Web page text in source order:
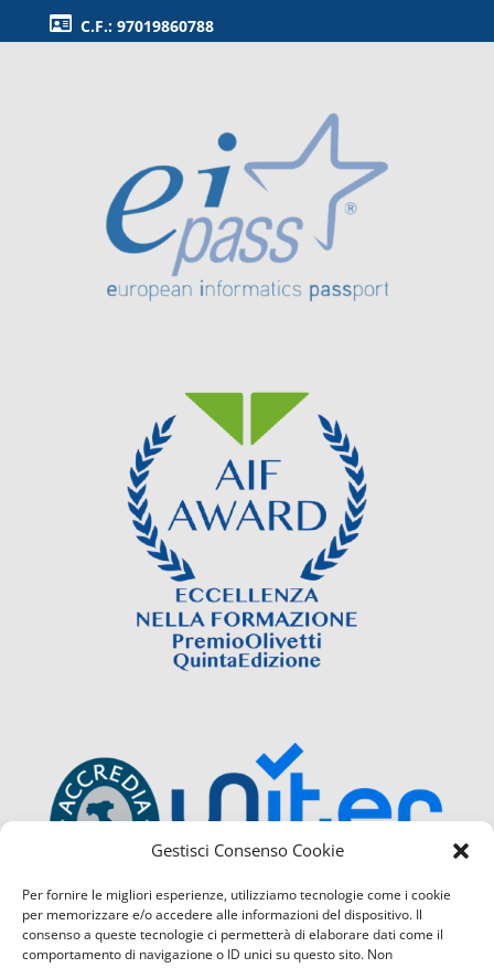
Gestisci Consenso Cookie
Per fornire le migliori esperienze, utilizziamo tecnologie come i cookie
per memorizzare e/o accedere alle informazioni del dispositivo. Il
consenso a queste tecnologie ci permetterà di elaborare dati come il
comportamento di navigazione o ID unici su questo sito. Non
C.F.: 97019860788